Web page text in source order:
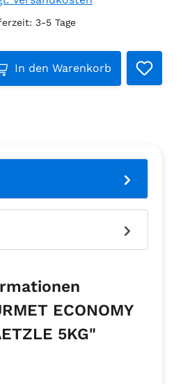
3-5 Tage
Anzahl: Gib den
In den Warenkorb
ECONOMY
5KG"